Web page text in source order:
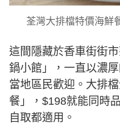
荃灣大排檔特價海鮮
這間隱藏於香車街街
鍋小館」，一直以濃
當地區民歡迎。大排
餐」，$198就能同時
自取都適用。